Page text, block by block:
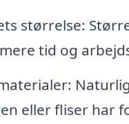
størrelse:
tid og
eller fliser har